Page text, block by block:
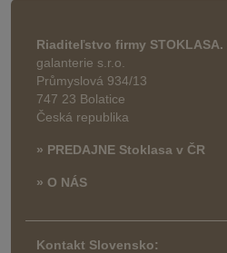
Riaditeľstvo firmy STOKLASA.
galanterie s.r.o.
Průmyslová 934/13
747 23 Bolatice
Česká republika
» PREDAJNE Stoklasa v ČR
» O NÁS
Kontakt Slovensko: